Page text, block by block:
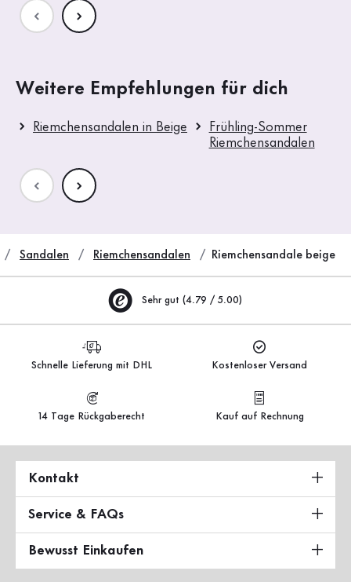
Weitere Empfehlungen für dich
Riemchensandalen in Beige
Frühling-Sommer
Riemchensandalen
Sandalen Riemchensandalen Riemchensandale beige
Sehr gut (4.79 / 5.00)
Schnelle Lieferung mit DHL Kostenloser Versand
14 Tage Rückgaberecht Kauf auf Rechnung
Kontakt
Service & FAQs
Bewusst Einkaufen